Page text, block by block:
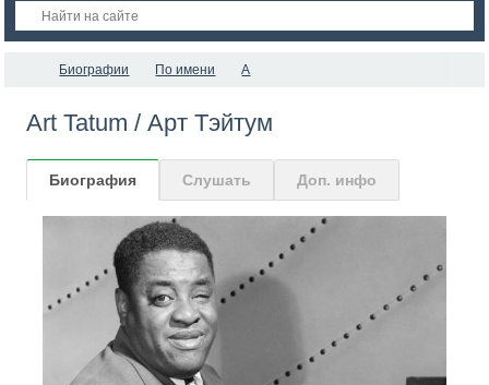
Биографии По имени A
Art Tatum / Арт Тэйтум
Биография Слушать Доп. инфо